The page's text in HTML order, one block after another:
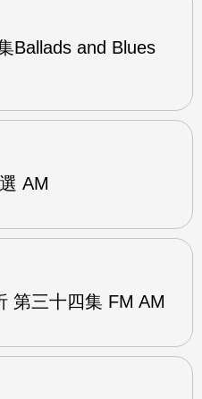
Ballads and Blues
AM
第三十四集 FM AM